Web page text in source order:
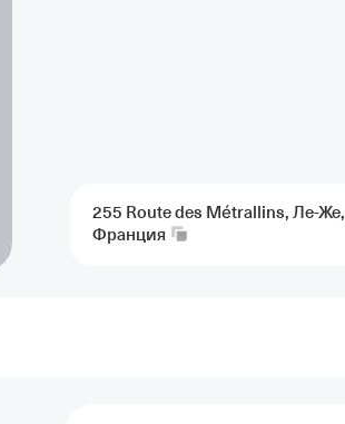
255 Route des Métrallins, Ле-Же,
Франция